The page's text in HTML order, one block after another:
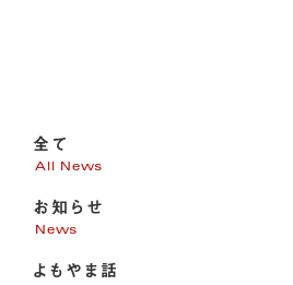
全て
All News
お知らせ
News
よもやま話